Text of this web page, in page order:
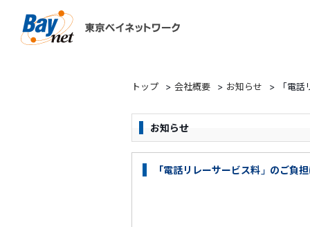
トップ > 会社概要 > お知らせ > 「電
お知らせ
「電話リレーサービス料」のご負